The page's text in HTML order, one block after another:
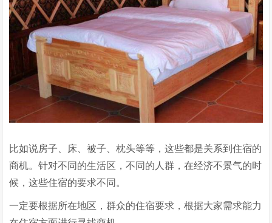
比如说房子、床、被子、枕头等等，这些都是关系到住宿的
商机。针对不同的生活区，不同的人群，在经济不景气的时
候，这些住宿的要求不同。
一定要根据所在地区，群众的住宿要求，根据大家需求能力